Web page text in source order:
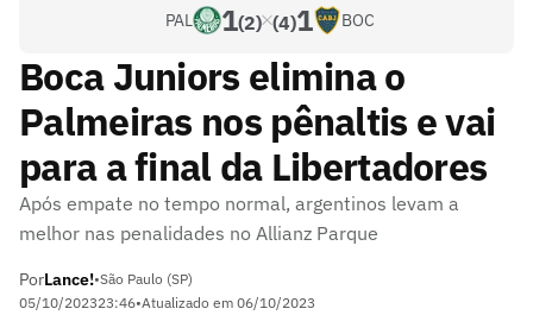
PAL 1(2) (4)1 BOC
Boca Juniors elimina o
Palmeiras nos pênaltis e vai
para a final da Libertadores
Após empate no tempo normal, argentinos levam a
melhor nas penalidades no Allianz Parque
PorLance!•São Paulo (SP)
05/10/202323:46•Atualizado em 06/10/2023